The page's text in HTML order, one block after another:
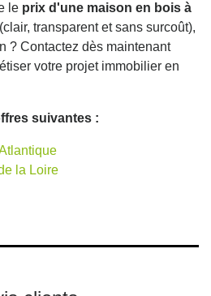
le prix d'une maison en bois à
(clair, transparent et sans surcoût),
? Contactez dès maintenant
votre projet immobilier en
suivantes :
la Loire